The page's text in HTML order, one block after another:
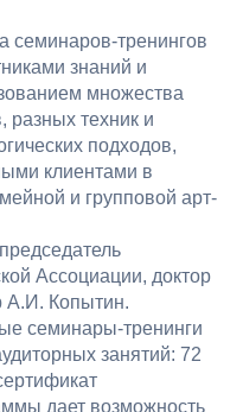
семинаров-тренингов
знаний и
множества
разных техник и
подходов,
клиентами в
и групповой арт-
председатель
Ассоциации, доктор
А.И. Копытин.
семинары-тренинги
занятий: 72
дает возможность